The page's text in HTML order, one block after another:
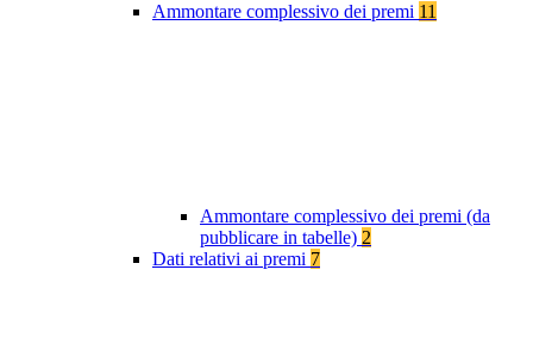
Ammontare complessivo dei premi 11
Ammontare complessivo dei premi (da
pubblicare in tabelle) 2
Dati relativi ai premi 7